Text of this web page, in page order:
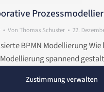
Zustimmung verwalten
Von Thomas Schuster 22.
BPMN Modellierung Wie
spannend
eine web-